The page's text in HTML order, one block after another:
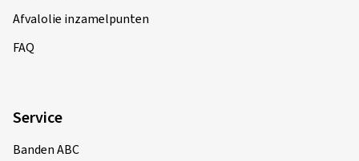
Afvalolie inzamelpunten
FAQ
Service
Banden ABC